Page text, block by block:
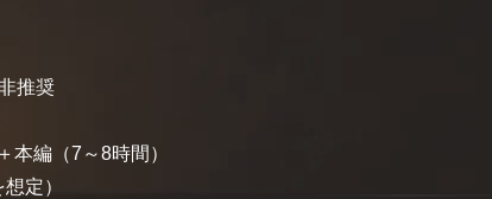
推奨
本編（7～8時間）
）